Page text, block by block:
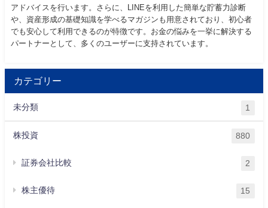
アドバイスを行います。さらに、LINEを利用した簡単な貯蓄力診断
や、資産形成の基礎知識を学べるマガジンも用意されており、初心者
でも安心して利用できるのが特徴です。お金の悩みを一挙に解決する
パートナーとして、多くのユーザーに支持されています。
カテゴリー
未分類 1
株投資 880
証券会社比較 2
株主優待 15